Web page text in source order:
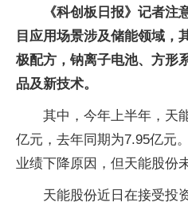
《科创板日报》记者注
目应用场景涉及储能领域，
极配方，钠离子电池、方形
品及新技术。
其中，今年上半年，天
亿元，去年同期为7.95亿元
业绩下降原因，但天能股份
天能股份近日在接受投